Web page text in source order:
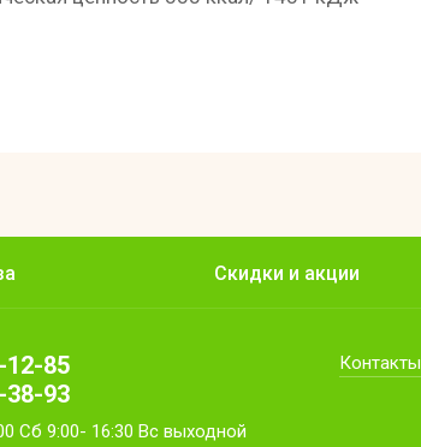
Скидки и акции
12-85
38-93
Сб 9:00- 16:30 Вс выходной
Контакты